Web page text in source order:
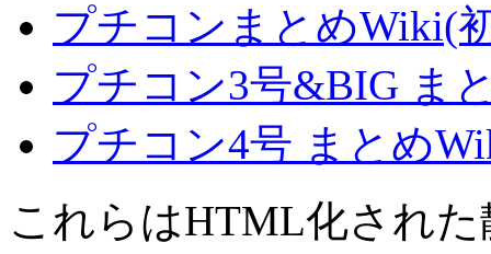
プチコンまとめWiki(
プチコン3号&BIG ま
プチコン4号 まとめ
これらはHTML化され